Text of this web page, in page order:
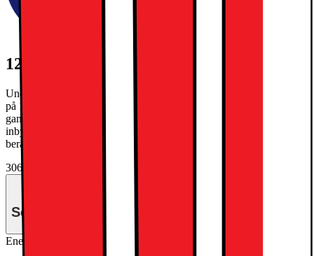
1250:- EXTRA INBYTESRABATT
Under kampanjperioden 27/7-30/8/2026 får du extra inbytesrabatt
på 1250kr när du byter in din gamla iPad och köper en ny. Din
gamla iPad måste ha ett inbytesvärde på minst 300kr. Gäller max en
inbytesrabatt per köp. Slutgiltigt inbytesvärde på din gamla telefon
beräknas i butik.
30695.-
Se månadspris vid delbetalning.
Energiklass